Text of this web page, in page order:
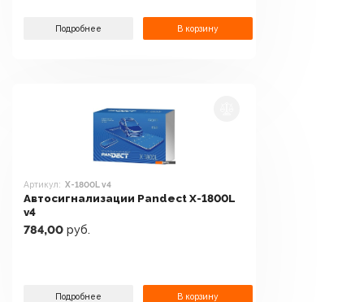
Подробнее В корзину
Артикул: X-1800L v4
Автосигнализации Pandect X-1800L
v4
784,00 руб.
Подробнее В корзину